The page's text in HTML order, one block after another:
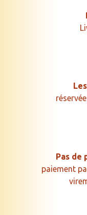
Pas de
paiement